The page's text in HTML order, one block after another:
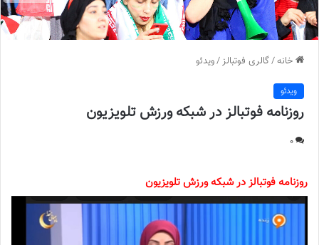
خانه/گالری فوتبالز/ویدئو
ویدئو
روزنامه فوتبالز در شبکه ورزش تلویزیون
0
روزنامه فوتبالز در شبکه ورزش تلویزیون
نمایشگر